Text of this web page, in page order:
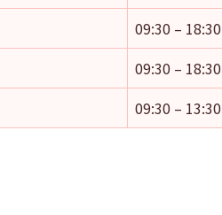
09:30 – 18:30
09:30 – 18:30
09:30 – 13:30